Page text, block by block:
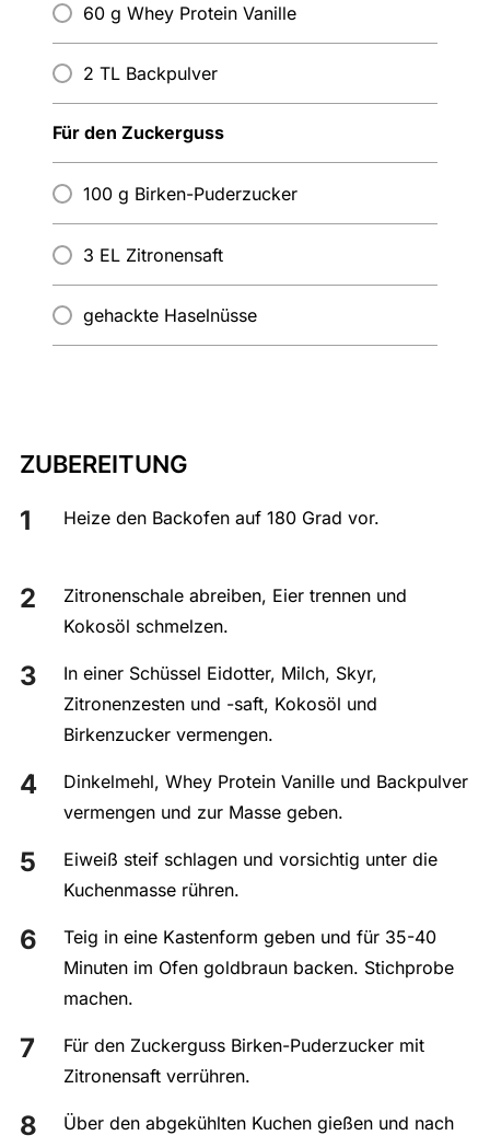
60 g Whey Protein Vanille
2 TL Backpulver
Für den Zuckerguss
100 g Birken-Puderzucker
3 EL Zitronensaft
gehackte Haselnüsse
ZUBEREITUNG
Heize den Backofen auf 180 Grad vor.
Zitronenschale abreiben, Eier trennen und
Kokosöl schmelzen.
In einer Schüssel Eidotter, Milch, Skyr,
Zitronenzesten und -saft, Kokosöl und
Birkenzucker vermengen.
Dinkelmehl, Whey Protein Vanille und Backpulver
vermengen und zur Masse geben.
Eiweiß steif schlagen und vorsichtig unter die
Kuchenmasse rühren.
Teig in eine Kastenform geben und für 35-40
Minuten im Ofen goldbraun backen. Stichprobe
machen.
Für den Zuckerguss Birken-Puderzucker mit
Zitronensaft verrühren.
Über den abgekühlten Kuchen gießen und nach